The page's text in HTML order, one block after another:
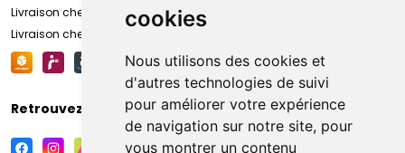
cookies
Nous utilisons des cookies et
d'autres technologies de suivi
pour améliorer votre expérience
de navigation sur notre site, pour
vous montrer un contenu
Livraison chez vous
Livraison chez votre commerçant
Retrouvez-nous sur vos réseaux sociaux